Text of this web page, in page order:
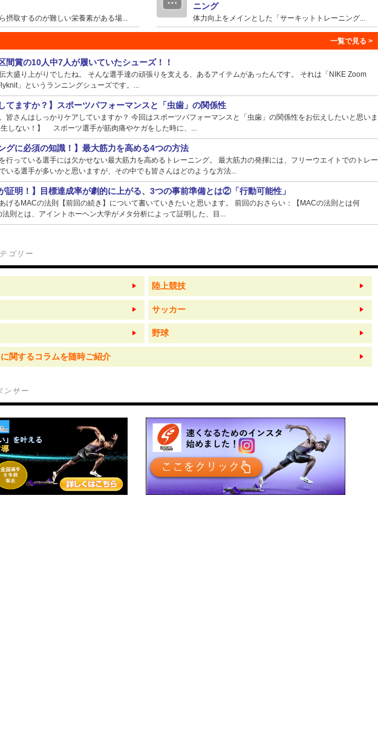
摂取するのが難しい栄養素がある場...
ニング
体力向上をメインとした「サーキットトレーニング...
間賞の10人中7人が履いていたシューズ！！
大盛り上がりでしたね。 そんな選手達の頑張りを支える、あるアイテムがあったんです。 それは「NIKE Zoom
」というランニングシューズです。...
てますか？】スポーツパフォーマンスと「虫歯」の関係性
皆さんはしっかりケアしていますか？ 今回はスポーツパフォーマンスと「虫歯」の関係性をお伝えしたいと思いま
しない！】 スポーツ選手が筋肉痛やケガをした時に、...
グに必須の知識！】最大筋力を高める4つの方法
行っている選手には欠かせない最大筋力を高めるトレーニング。 最大筋力の発揮には、フリーウエイトでのトレー
いる選手が多いかと思いますが、その中でも皆さんはどのような方法...
証明！】目標達成率が劇的に上がる、3つの事前準備とは②「行動可能性」
げるMACの法則【前回の続き】について書いていきたいと思います。 前回のおさらい：【MACの法則とは何
則とは、アイントホーヘン大学がメタ分析によって証明した、目...
ゴリー
陸上競技
サッカー
野球
関するコラムを随時ご紹介
ンサー